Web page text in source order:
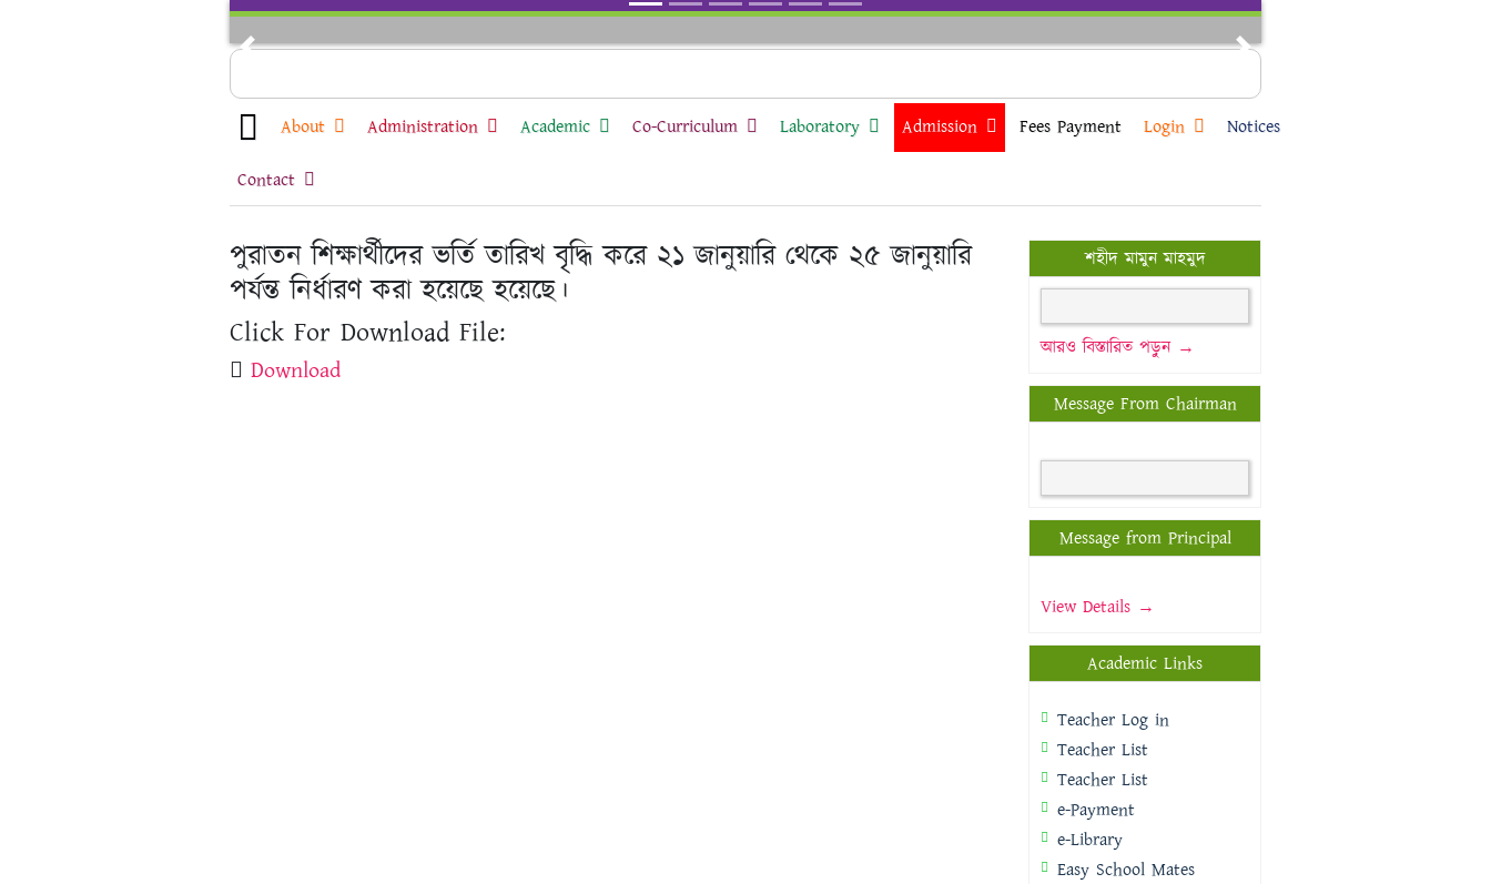
Next
About Administration Academic Co-Curriculum Laboratory Admission Fees Payment Login Notices
Contact
পুরাতন শিক্ষার্থীদের ভর্তি তারিখ বৃদ্ধি করে ২১ জানুয়ারি থেকে ২৫ জানুয়ারি
পর্যন্ত নির্ধারণ করা হয়েছে হয়েছে।
Click For Download File:
Download
শহীদ মামুন মাহমুদ
আরও বিস্তারিত পড়ুন →
Message From Chairman
Message from Principal
View Details →
Academic Links
Teacher Log in
Teacher List
Teacher List
e-Payment
e-Library
Easy School Mates